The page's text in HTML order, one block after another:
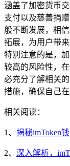
涵盖了加密货币
支付以及慈善捐
般不断发展，相
拓展，为用户带
特别注意的是，
较高的风险性，
必充分了解相关
措施，确保自己
相关阅读：
1、 揭秘imToken
2、 深入解析，